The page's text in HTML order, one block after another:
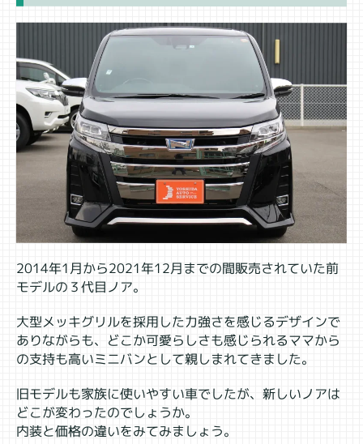
2014年1月から2021年12月までの間販売されていた前
モデルの３代目ノア。
大型メッキグリルを採用した力強さを感じるデザインで
ありながらも、どこか可愛らしさも感じられるママから
の支持も高いミニバンとして親しまれてきました。
旧モデルも家族に使いやすい車でしたが、新しいノアは
どこが変わったのでしょうか。
内装と価格の違いをみてみましょう。